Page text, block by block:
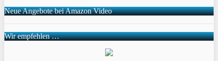
Neue Angebote bei Amazon Video
Wir empfehlen …